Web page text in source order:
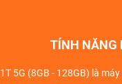
TÍNH NĂNG
5G (8GB - 128GB) là máy